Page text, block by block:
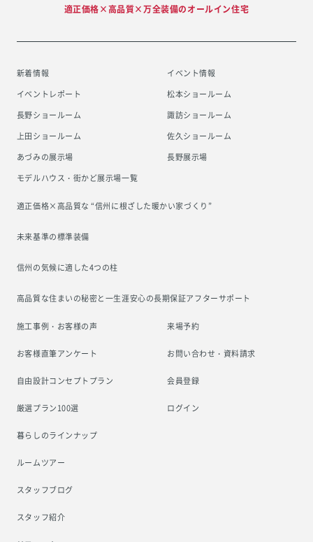
適正価格×高品質×万全装備のオールイン住宅
新着情報
イベント情報
イベントレポート
松本ショールーム
長野ショールーム
諏訪ショールーム
上田ショールーム
佐久ショールーム
あづみの展示場
長野展示場
モデルハウス・街かど展示場一覧
適正価格×高品質な “信州に根ざした暖かい家づくり”
未来基準の標準装備
信州の気候に適した4つの柱
高品質な住まいの秘密と一生涯安心の長期保証アフターサポート
施工事例・お客様の声
お客様直筆アンケート
自由設計コンセプトプラン
厳選プラン100選
暮らしのラインナップ
ルームツアー
スタッフブログ
スタッフ紹介
来場予約
お問い合わせ・資料請求
会員登録
ログイン